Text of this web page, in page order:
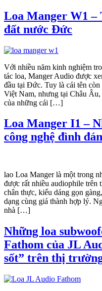
Loa Manger W1 –
đất nước Đức
Với nhiều năm kinh nghiệm
tác loa, Manger Audio được
đầu tại Đức. Tuy là cái tên
Việt Nam, nhưng tại Châu
của những cái […]
Loa Manger I1 –
công nghệ đình
lao Loa Manger là một trong
được rất nhiều audiophile trên
chân thực, kiểu dáng gọn
dạng cùng giá thành hợp lý.
nhà […]
Những loa
Fathom của JL
sốt” trên thị